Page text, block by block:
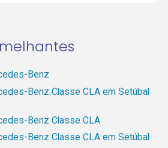
Benz
Benz Classe CLA em Setúbal
Benz Classe CLA
Benz Classe CLA em Setúbal